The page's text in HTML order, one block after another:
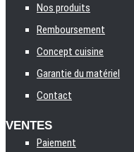
Nos produits
Remboursement
Concept cuisine
Garantie du matériel
Contact
VENTES
Paiement